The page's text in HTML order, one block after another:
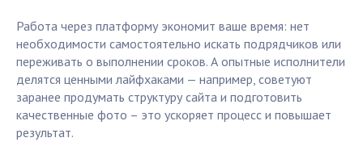
Работа через платформу экономит ваше время: нет
необходимости самостоятельно искать подрядчиков или
переживать о выполнении сроков. А опытные исполнители
делятся ценными лайфхаками — например, советуют
заранее продумать структуру сайта и подготовить
качественные фото – это ускоряет процесс и повышает
результат.